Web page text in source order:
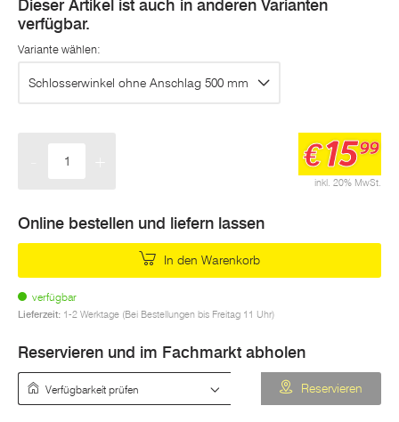
Dieser Artikel ist auch in anderen Varianten
verfügbar.
Variante wählen:
Schlosserwinkel ohne Anschlag 500 mm
inkl. 20% MwSt.
€1599
Online bestellen und liefern lassen
In den Warenkorb
verfügbar
Lieferzeit: 1-2 Werktage (Bei Bestellungen bis Freitag 11 Uhr)
Reservieren und im Fachmarkt abholen
Reservieren